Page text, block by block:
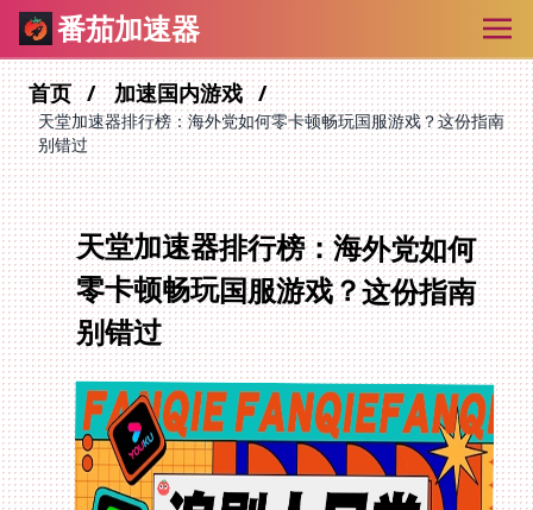
番茄加速器
首页 加速国内游戏
天堂加速器排行榜：海外党如何零卡顿畅玩国服游戏？这份指南
别错过
天堂加速器排行榜：海外党如何
零卡顿畅玩国服游戏？这份指南
别错过